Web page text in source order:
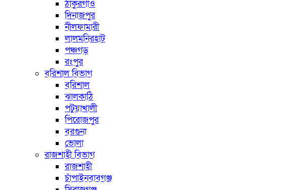
ঠাকুরগাঁও
দিনাজপুর
নীলফামারী
লালমনিরহাট
পঞ্চগড়
রংপুর
বরিশাল বিভাগ
বরিশাল
ঝালকাঠি
পটুয়াখালী
পিরোজপুর
বরগুনা
ভোলা
রাজশাহী বিভাগ
রাজশাহী
চাঁপাইনবাবগঞ্জ